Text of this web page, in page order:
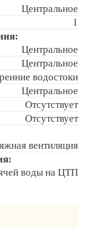
Центральное
1
Центральное
Центральное
водостоки
Центральное
Отсутствует
Отсутствует
вентиляция
воды на ЦТП